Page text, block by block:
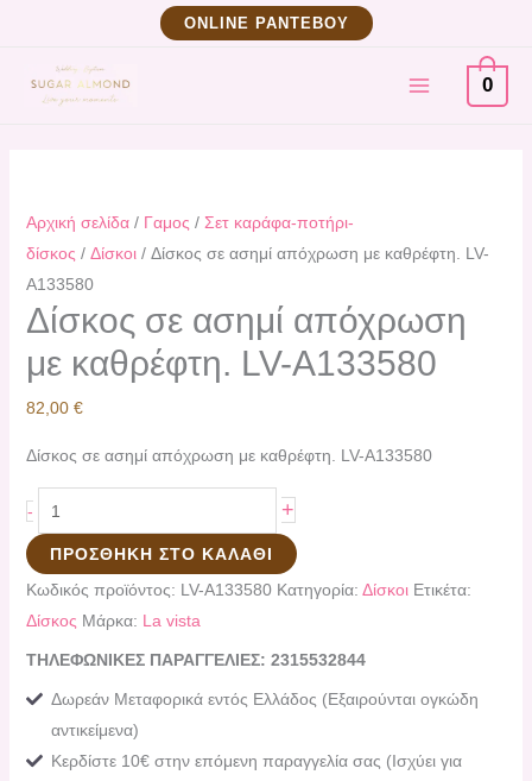
περιεχόμενο
ΟNLINE ΡΑΝΤΕΒΟΥ
MAIN
MENU
0
Αρχική σελίδα/ Γαμος / Σετ καράφα-ποτήρι-
δίσκος / Δίσκοι/ Δίσκος σε ασημί απόχρωση με καθρέφτη. LV-
A133580
Δίσκος σε ασημί απόχρωση
με καθρέφτη. LV-A133580
82,00 €
Δίσκος σε ασημί απόχρωση με καθρέφτη. LV-A133580
-
ασημί
απόχρωση
A133580
ποσότητα
+
ΠΡΟΣΘΉΚΗ ΣΤΟ ΚΑΛΆΘΙ
Κωδικός προϊόντος: LV-A133580 Κατηγορία: Δίσκοι Ετικέτα:
Δίσκος Μάρκα: La vista
ΤΗΛΕΦΩΝΙΚΕΣ ΠΑΡΑΓΓΕΛΙΕΣ: 2315532844
Δωρεάν Μεταφορικά εντός Ελλάδος (Εξαιρούνται ογκώδη
αντικείμενα)
Κερδίστε 10€ στην επόμενη παραγγελία σας (Ισχύει για